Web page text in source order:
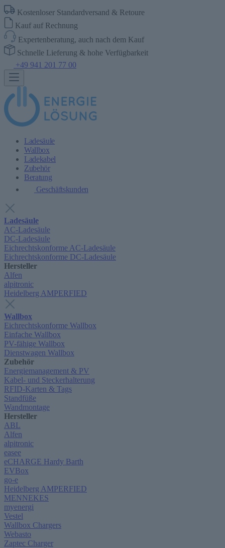
Kostenloser Standardversand & Retoure
Kauf auf Rechnung
Expertenberatung, auch nach dem Kauf
Schnelle Lieferung & hohe Verfügbarkeit
+49 941 201 77 00
Ladesäule
Wallbox
Ladekabel
Zubehör
Beratung
Geschäftskunden
Ladesäule
AC-Ladesäule
DC-Ladesäule
Eichrechtskonforme AC-Ladesäule
Eichrechtskonforme DC-Ladesäule
Hersteller
Alfen
alpitronic
Heidelberg AMPERFIED
Wallbox
Eichrechtskonforme Wallbox
Einfache Wallbox
PV-fähige Wallbox
Dienstwagen Wallbox
Zubehör
Energiemanagement & PV
Kabel- und Steckerhalterung
RFID-Karten & Tags
Standfüße
Wandmontage
Hersteller
ABL
Alfen
alpitronic
easee
eCHARGE Hardy Barth
EVBox
go-e
Heidelberg AMPERFIED
MENNEKES
myenergi
Vestel
Wallbox Chargers
Webasto
Zaptec Charger